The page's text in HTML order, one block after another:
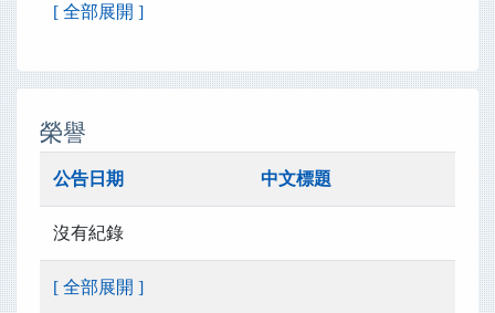
[ 全部展開 ]
榮譽
公告日期 中文標題
沒有紀錄
[ 全部展開 ]